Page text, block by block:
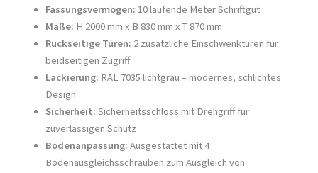
Fassungsvermögen: 10 laufende Meter Schriftgut
Maße: H 2000 mm x B 830 mm x T 870 mm
Rückseitige Türen: 2 zusätzliche Einschwenktüren für
beidseitigen Zugriff
Lackierung: RAL 7035 lichtgrau – modernes, schlichtes
Design
Sicherheit: Sicherheitsschloss mit Drehgriff für
zuverlässigen Schutz
Bodenanpassung: Ausgestattet mit 4
Bodenausgleichsschrauben zum Ausgleich von